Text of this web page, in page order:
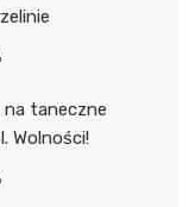
taneczne
Wolności!